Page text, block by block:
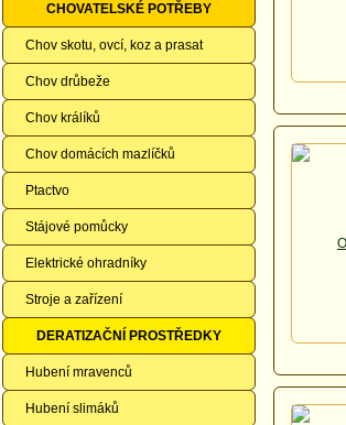
CHOVATELSKÉ POTŘEBY
Chov skotu, ovcí, koz a prasat
Chov drůbeže
Chov králíků
Chov domácích mazlíčků
Ptactvo
Stájové pomůcky
Elektrické ohradníky
Stroje a zařízení
DERATIZAČNÍ PROSTŘEDKY
Hubení mravenců
Hubení slimáků